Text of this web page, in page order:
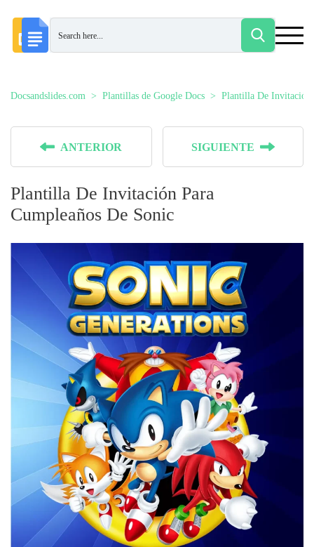
Docsandslides.com Plantillas de Google Docs Plantilla De Invitación
ANTERIOR SIGUIENTE
Plantilla De Invitación Para
Cumpleaños De Sonic